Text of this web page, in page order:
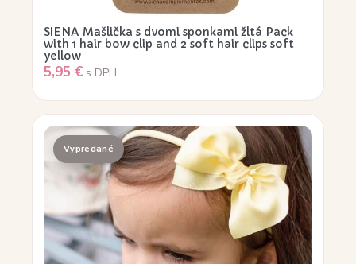
SIENA Mašlička s dvomi sponkami žltá Pack
with 1 hair bow clip and 2 soft hair clips soft
yellow
5,95 € s DPH